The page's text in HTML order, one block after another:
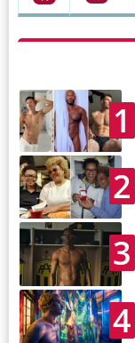
1
2
3
4